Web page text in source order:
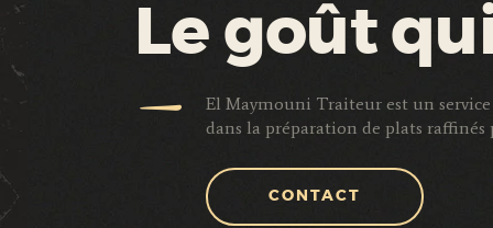
Le goût
El Maymouni Traiteur est un
dans la préparation de plats raffinés
CONTACT